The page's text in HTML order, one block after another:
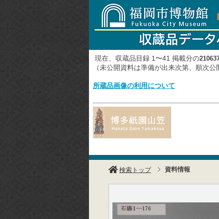
現在、収蔵品目録 1〜41 掲載分の
（未公開資料は準備が出来次第、順次
所蔵品画像の利用について
検索トップ 資料情報